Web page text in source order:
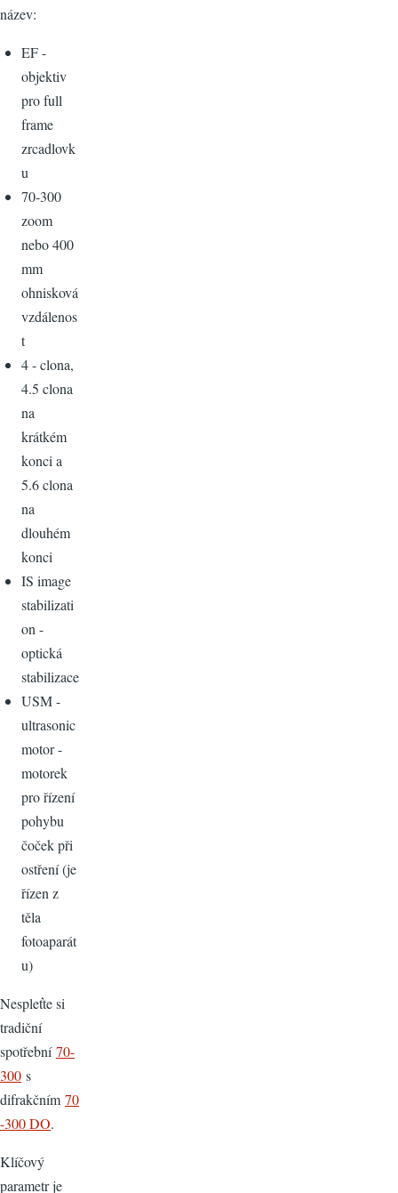
název:
EF -
objektiv
pro full
frame
zrcadlovk
u
70-300
zoom
nebo 400
mm
ohnisková
vzdálenos
t
4 - clona,
4.5 clona
na
krátkém
konci a
5.6 clona
na
dlouhém
konci
IS image
stabilizati
on -
optická
stabilizace
USM -
ultrasonic
motor -
motorek
pro řízení
pohybu
čoček při
ostření (je
řízen z
těla
fotoaparát
u)
Nespleťte si
tradiční
spotřební70-
300 s
difrakčním 70
-300 DO.
Klíčový
parametr je